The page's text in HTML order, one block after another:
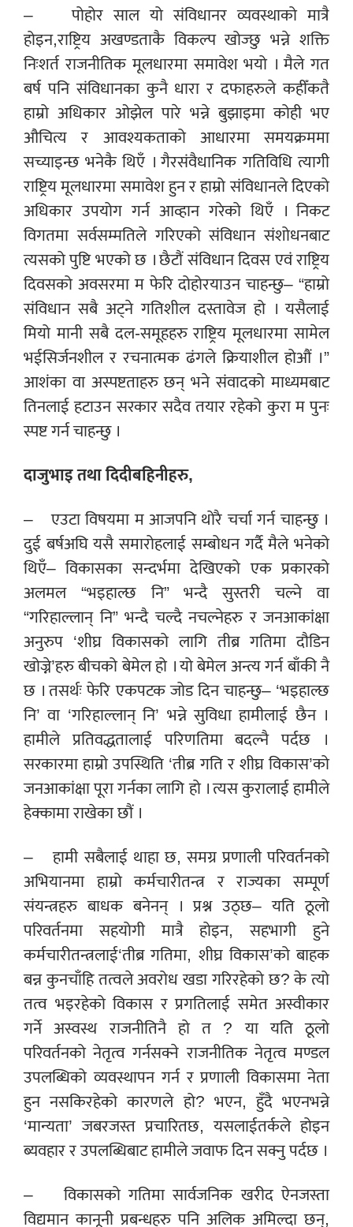
– पोहोर साल यो संविधानर व्यवस्थाको मात्रै
होइन,राष्ट्रिय अखण्डताकै विकल्प खोज्छु भन्ने शक्ति
निःशर्त राजनीतिक मूलधारमा समावेश भयो । मैले गत
बर्ष पनि संविधानका कुनै धारा र दफाहरुले कहीँकतै
हाम्रो अधिकार ओझेल पारे भन्ने बुझाइमा कोही भए
औचित्य र आवश्यकताको आधारमा समयक्रममा
सच्याइन्छ भनेकै थिएँ । गैरसंवैधानिक गतिविधि त्यागी
राष्ट्रिय मूलधारमा समावेश हुन र हाम्रो संविधानले दिएको
अधिकार उपयोग गर्न आव्हान गरेको थिएँ । निकट
विगतमा सर्वसम्मतिले गरिएको संविधान संशोधनबाट
त्यसको पुष्टि भएको छ । छैटौं संविधान दिवस एवं राष्ट्रिय
दिवसको अवसरमा म फेरि दोहोरयाउन चाहन्छु– “हाम्रो
संविधान सबै अट्ने गतिशील दस्तावेज हो । यसैलाई
मियो मानी सबै दल-समूहहरु राष्ट्रिय मूलधारमा सामेल
भईसिर्जनशील र रचनात्मक ढंगले क्रियाशील होऔं ।”
आशंका वा अस्पष्टताहरु छन् भने संवादको माध्यमबाट
तिनलाई हटाउन सरकार सदैव तयार रहेको कुरा म पुनः
स्पष्ट गर्न चाहन्छु ।
दाजुभाइ तथा दिदीबहिनीहरु,
– एउटा विषयमा म आजपनि थोरै चर्चा गर्न चाहन्छु ।
दुई बर्षअघि यसै समारोहलाई सम्बोधन गर्दै मैले भनेको
थिएँ– विकासका सन्दर्भमा देखिएको एक प्रकारको
अलमल “भइहाल्छ नि” भन्दै सुस्तरी चल्ने वा
“गरिहाल्लान् नि” भन्दै चल्दै नचल्नेहरु र जनआकांक्षा
अनुरुप ‘शीघ्र विकासको लागि तीब्र गतिमा दौडिन
खोज्ने’हरु बीचको बेमेल हो । यो बेमेल अन्त्य गर्न बाँकी नै
छ । तसर्थः फेरि एकपटक जोड दिन चाहन्छु– ‘भइहाल्छ
नि’ वा ‘गरिहाल्लान् नि’ भन्ने सुविधा हामीलाई छैन ।
हामीले प्रतिवद्धतालाई परिणतिमा बदल्नै पर्दछ ।
सरकारमा हाम्रो उपस्थिति ‘तीब्र गति र शीघ्र विकास’को
जनआकांक्षा पूरा गर्नका लागि हो । त्यस कुरालाई हामीले
हेक्कामा राखेका छौं ।
– हामी सबैलाई थाहा छ, समग्र प्रणाली परिवर्तनको
अभियानमा हाम्रो कर्मचारीतन्त्र र राज्यका सम्पूर्ण
संयन्त्रहरु बाधक बनेनन् । प्रश्न उठ्छ– यति ठूलो
परिवर्तनमा सहयोगी मात्रै होइन, सहभागी हुने
कर्मचारीतन्त्रलाई‘तीब्र गतिमा, शीघ्र विकास’को बाहक
बन्न कुनचाँहि तत्वले अवरोध खडा गरिरहेको छ? के त्यो
तत्व भइरहेको विकास र प्रगतिलाई समेत अस्वीकार
गर्ने अस्वस्थ राजनीतिनै हो त ? या यति ठूलो
परिवर्तनको नेतृत्व गर्नसक्ने राजनीतिक नेतृत्व मण्डल
उपलब्धिको व्यवस्थापन गर्न र प्रणाली विकासमा नेता
हुन नसकिरहेको कारणले हो? भएन, हुँदै भएनभन्ने
‘मान्यता’ जबरजस्त प्रचारितछ, यसलाईतर्कले होइन
ब्यवहार र उपलब्धिबाट हामीले जवाफ दिन सक्नु पर्दछ ।
– विकासको गतिमा सार्वजनिक खरीद ऐनजस्ता
विद्यमान कानूनी प्रबन्धहरु पनि अलिक अमिल्दा छन्,